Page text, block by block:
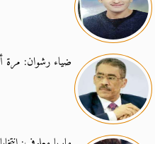
ضياء رشوان: مرة